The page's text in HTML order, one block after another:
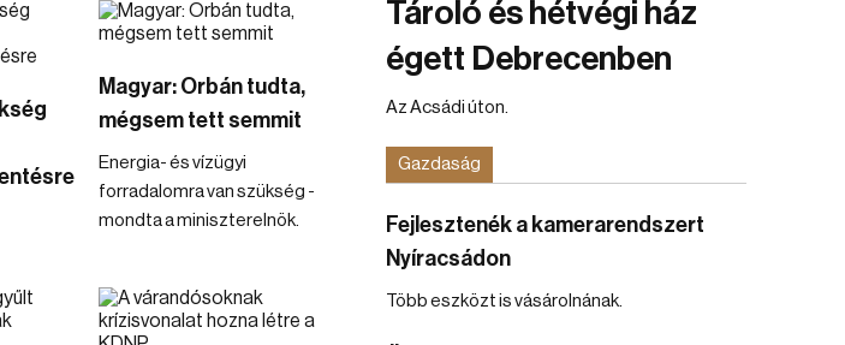
Magyar: Orbán tudta,
mégsem tett semmit
Energia- és vízügyi
forradalomra van szükség -
mondta a miniszterelnök.
Tároló és hétvégi ház
égett Debrecenben
Az Acsádi úton.
Gazdaság
Fejlesztenék a kamerarendszert
Nyíracsádon
Több eszközt is vásárolnának.